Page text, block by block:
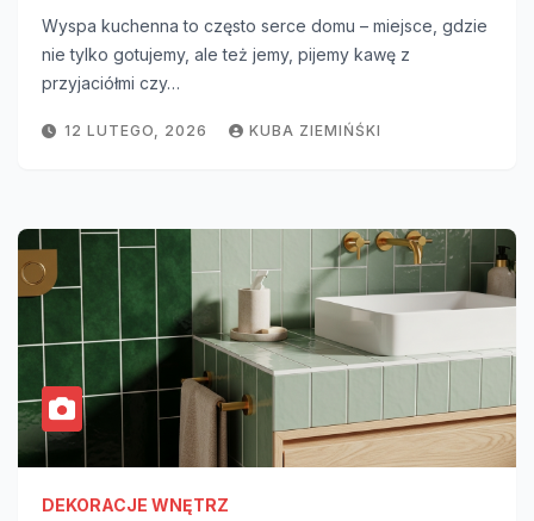
Wyspa kuchenna to często serce domu – miejsce, gdzie
nie tylko gotujemy, ale też jemy, pijemy kawę z
przyjaciółmi czy…
12 LUTEGO, 2026 KUBA ZIEMIŃŚKI
DEKORACJE WNĘTRZ